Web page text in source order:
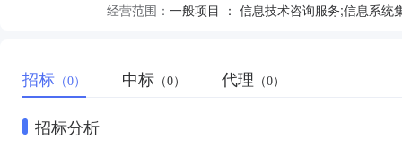
经营范围：
招标 （0） 中标 （0） 代理 （0）
招标分析